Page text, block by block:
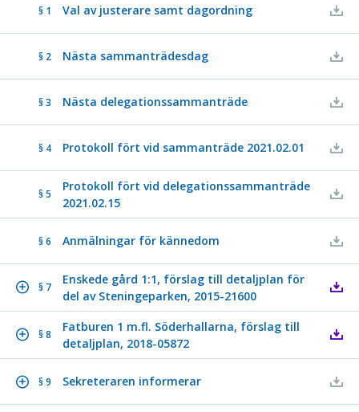
§ 1 Val av justerare samt dagordning
§ 2 Nästa sammanträdesdag
§ 3 Nästa delegationssammanträde
§ 4 Protokoll fört vid sammanträde 2021.02.01
§ 5
Protokoll fört vid delegationssammanträde
2021.02.15
§ 6 Anmälningar för kännedom
§ 7
Enskede gård 1:1, förslag till detaljplan för
del av Steningeparken, 2015-21600
§ 8
Fatburen 1 m.fl. Söderhallarna, förslag till
detaljplan, 2018-05872
§ 9 Sekreteraren informerar